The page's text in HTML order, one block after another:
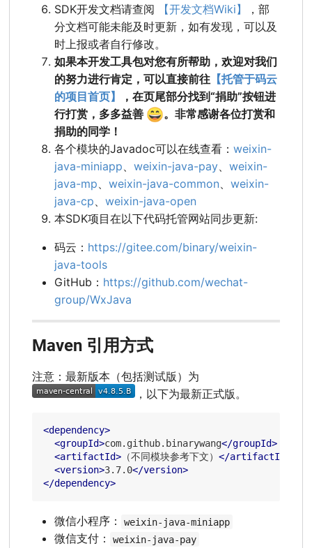
SDK开发文档请查阅 【开发文档Wiki】
，部
分文档可能未能及时更新，如有发现，可以及
时上报或者自行修改。
如果本开发工具包对您有所帮助，欢迎对我们
的努力进行肯定，可以直接前往 【托管于码云
的项目首页】
，在页尾部分找到“捐助”按钮进
行打赏，多多益善 😄。非常感谢各位打赏和
捐助的同学！
各个模块的Javadoc可以在线查看： weixin-
java-miniapp、 weixin-java-pay、 weixin-
java-mp、 weixin-java-common、 weixin-
java-cp、 weixin-java-open
本SDK项目在以下代码托管网站同步更新:
码云： https://gitee.com/binary/weixin-
java-tools
GitHub： https://github.com/wechat-
group/WxJava
Maven 引用方式
注意：最新版本（包括测试版）为
，以下为最新正式版。
<dependency>
<groupId>com.github.binarywang</groupId>
<artifactId> （不同模块参考下文） </artifactId
<version>3.7.0</version>
</dependency>
微信小程序： weixin-java-miniapp
微信支付： weixin-java-pay